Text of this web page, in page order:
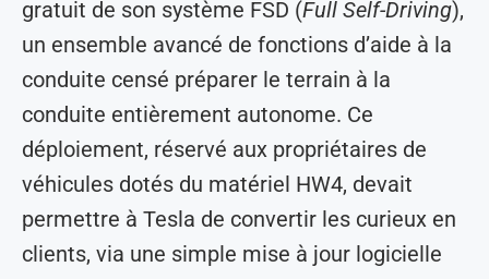
gratuit de son système FSD (Full Self-Driving),
un ensemble avancé de fonctions d’aide à la
conduite censé préparer le terrain à la
conduite entièrement autonome. Ce
déploiement, réservé aux propriétaires de
véhicules dotés du matériel HW4, devait
permettre à Tesla de convertir les curieux en
clients, via une simple mise à jour logicielle